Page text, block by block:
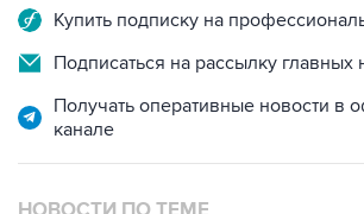
Подписаться на рассылку главных
Получать оперативные новости в
НОВОСТИ ПО ТЕМЕ
6 августа 09:14